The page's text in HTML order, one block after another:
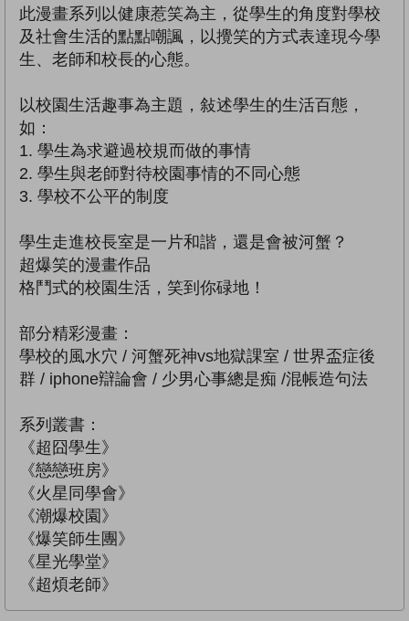
此漫畫系列以健康惹笑為主，從學生的角度對學校
及社會生活的點點嘲諷，以攪笑的方式表達現今學
生、老師和校長的心態。
以校園生活趣事為主題，敍述學生的生活百態，
如：
1. 學生為求避過校規而做的事情
2. 學生與老師對待校園事情的不同心態
3. 學校不公平的制度
學生走進校長室是一片和諧，還是會被河蟹？
超爆笑的漫畫作品
格鬥式的校園生活，笑到你碌地！
部分精彩漫畫：
學校的風水穴 / 河蟹死神vs地獄課室 / 世界盃症後
群 / iphone辯論會 / 少男心事總是痴 /混帳造句法
系列叢書：
《超囧學生》
《戀戀班房》
《火星同學會》
《潮爆校園》
《爆笑師生團》
《星光學堂》
《超煩老師》